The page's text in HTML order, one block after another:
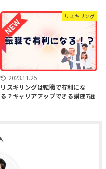
リスキリング
2023.11.25
リスキリングは転職で有利にな
る？キャリアアップできる講座7選